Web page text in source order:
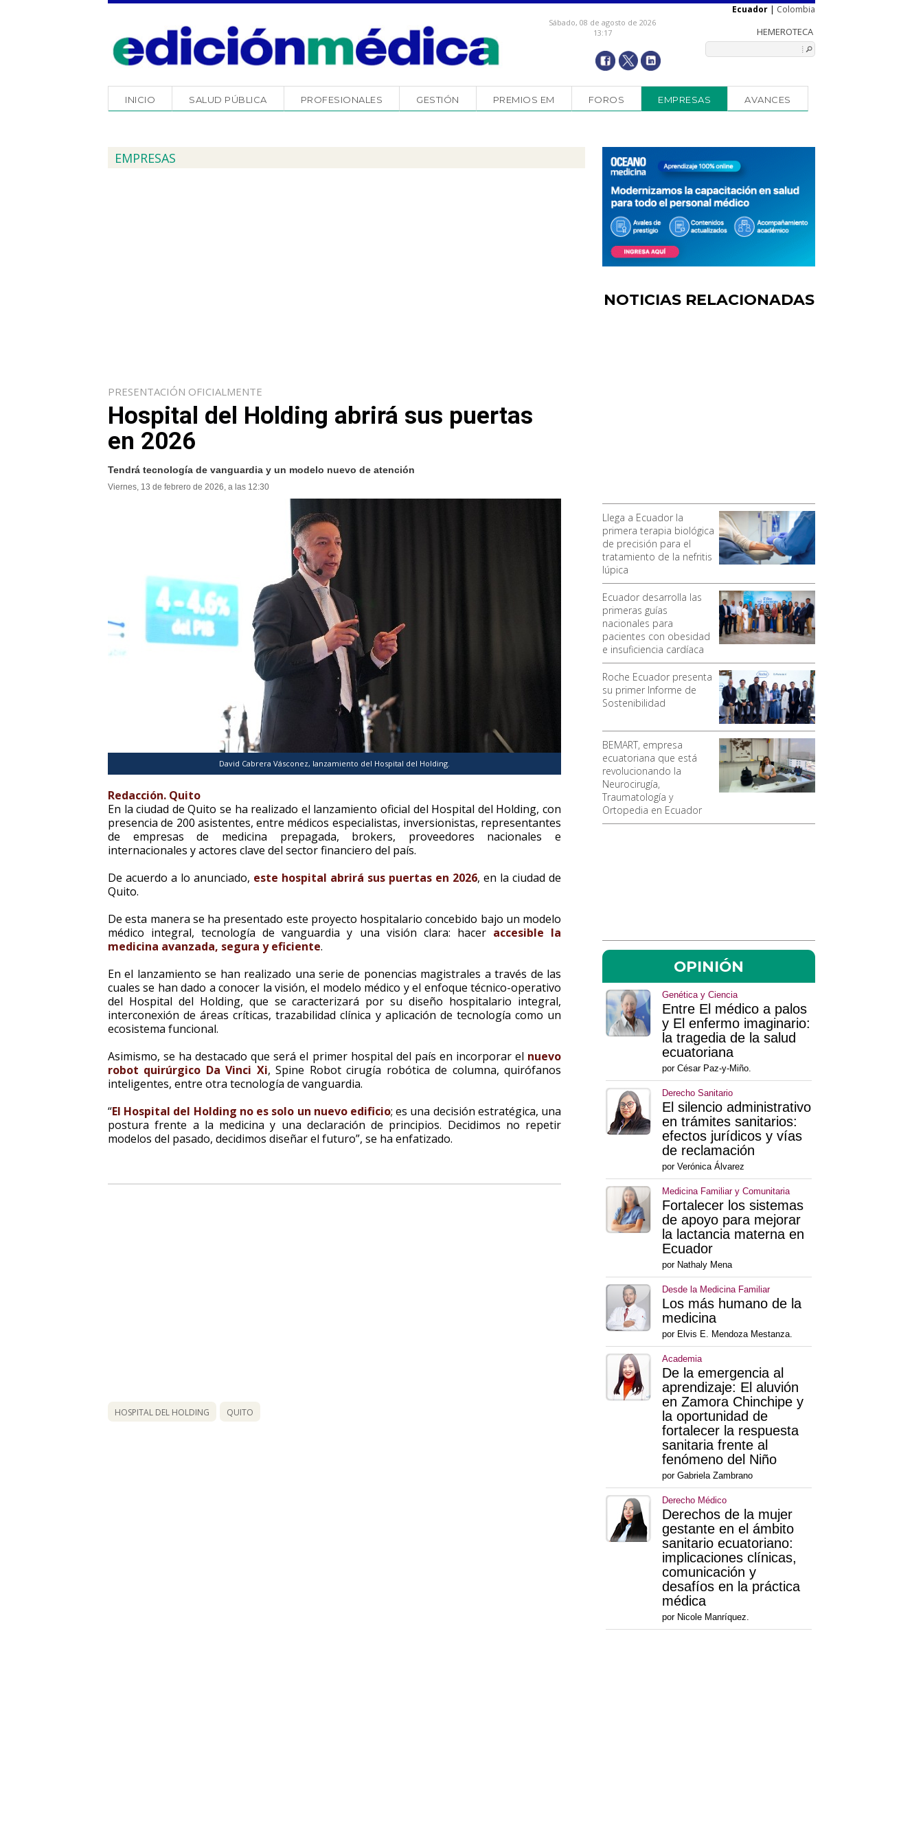
Sábado, 08 de agosto de 2026
13:17
Ecuador | Colombia
INICIO SALUD PÚBLICA PROFESIONALES GESTIÓN PREMIOS EM FOROS EMPRESAS AVANCES
NOTICIAS RELACIONADAS
Llega a Ecuador la
primera terapia biológica
de precisión para el
tratamiento de la nefritis
lúpica
Ecuador desarrolla las
primeras guías
nacionales para
pacientes con obesidad
e insuficiencia cardíaca
Roche Ecuador presenta
su primer Informe de
Sostenibilidad
BEMART, empresa
ecuatoriana que está
revolucionando la
Neurocirugía,
Traumatología y
Ortopedia en Ecuador
OPINIÓN
Genética y Ciencia
Entre El médico a palos
y El enfermo imaginario:
la tragedia de la salud
ecuatoriana
por César Paz-y-Miño.
Derecho Sanitario
El silencio administrativo
en trámites sanitarios:
efectos jurídicos y vías
de reclamación
por Verónica Álvarez
Medicina Familiar y Comunitaria
Fortalecer los sistemas
de apoyo para mejorar
la lactancia materna en
Ecuador
por Nathaly Mena
Desde la Medicina Familiar
Los más humano de la
medicina
por Elvis E. Mendoza Mestanza.
Academia
De la emergencia al
aprendizaje: El aluvión
en Zamora Chinchipe y
la oportunidad de
fortalecer la respuesta
sanitaria frente al
fenómeno del Niño
por Gabriela Zambrano
Derecho Médico
Derechos de la mujer
gestante en el ámbito
sanitario ecuatoriano:
implicaciones clínicas,
comunicación y
desafíos en la práctica
médica
por Nicole Manríquez.
EMPRESAS
PRESENTACIÓN OFICIALMENTE
Hospital del Holding abrirá sus puertas
en 2026
Tendrá tecnología de vanguardia y un modelo nuevo de atención
Viernes, 13 de febrero de 2026, a las 12:30
David Cabrera Vásconez, lanzamiento del Hospital del Holding.
Redacción. Quito
En la ciudad de Quito se ha realizado el lanzamiento oficial del Hospital del Holding, con
presencia de 200 asistentes, entre médicos especialistas, inversionistas, representantes
de empresas de medicina prepagada, brokers, proveedores nacionales e
internacionales y actores clave del sector financiero del país.
De acuerdo a lo anunciado, este hospital abrirá sus puertas en 2026, en la ciudad de
Quito.
De esta manera se ha presentado este proyecto hospitalario concebido bajo un modelo
médico integral, tecnología de vanguardia y una visión clara: hacer accesible la
medicina avanzada, segura y eficiente.
En el lanzamiento se han realizado una serie de ponencias magistrales a través de las
cuales se han dado a conocer la visión, el modelo médico y el enfoque técnico-operativo
del Hospital del Holding, que se caracterizará por su diseño hospitalario integral,
interconexión de áreas críticas, trazabilidad clínica y aplicación de tecnología como un
ecosistema funcional.
Asimismo, se ha destacado que será el primer hospital del país en incorporar el nuevo
robot quirúrgico Da Vinci Xi, Spine Robot cirugía robótica de columna, quirófanos
inteligentes, entre otra tecnología de vanguardia.
“El Hospital del Holding no es solo un nuevo edificio; es una decisión estratégica, una
postura frente a la medicina y una declaración de principios. Decidimos no repetir
modelos del pasado, decidimos diseñar el futuro”, se ha enfatizado.
HOSPITAL DEL HOLDING QUITO